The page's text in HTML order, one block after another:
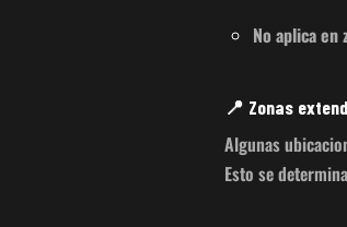
No aplica en
📍 Zonas
Algunas
Esto se